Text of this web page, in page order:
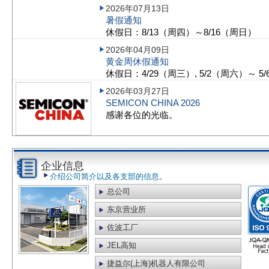
2026年07月13日
暑假通知
休假日：8/13（周四）～8/16（周日）
2026年04月09日
黄金周休假通知
休假日：4/29（周三）, 5/2（周六）～ 5/
2026年03月27日
SEMICON CHINA 2026
感谢各位的光临。
2026年03月03日
2026年02月13日
SEMICON KOREA 2026
感谢各位的光临。
2025年12月19日
企业信息
介绍公司简介以及各支部的信息。
总公司
东京营业所
佐波工厂
JEL高知
捷益尔(上海)机器人有限公司